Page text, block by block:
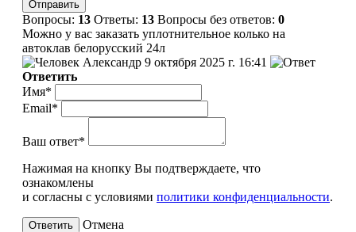
Вопросы: 13 Ответы: 13 Вопросы без ответов: 0
Можно у вас заказать уплотнительное колько на
автоклав белорусский 24л
Александр 9 октября 2025 г. 16:41
Ответить
Имя*
Email*
Ваш ответ*
Нажимая на кнопку Вы подтверждаете, что
ознакомлены
и согласны с условиями политики конфиденциальности.
Отмена